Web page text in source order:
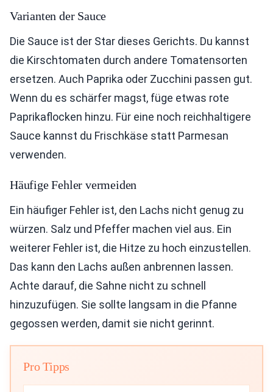
Varianten der Sauce
Die Sauce ist der Star dieses Gerichts. Du kannst
die Kirschtomaten durch andere Tomatensorten
ersetzen. Auch Paprika oder Zucchini passen gut.
Wenn du es schärfer magst, füge etwas rote
Paprikaflocken hinzu. Für eine noch reichhaltigere
Sauce kannst du Frischkäse statt Parmesan
verwenden.
Häufige Fehler vermeiden
Ein häufiger Fehler ist, den Lachs nicht genug zu
würzen. Salz und Pfeffer machen viel aus. Ein
weiterer Fehler ist, die Hitze zu hoch einzustellen.
Das kann den Lachs außen anbrennen lassen.
Achte darauf, die Sahne nicht zu schnell
hinzuzufügen. Sie sollte langsam in die Pfanne
gegossen werden, damit sie nicht gerinnt.
Pro Tipps